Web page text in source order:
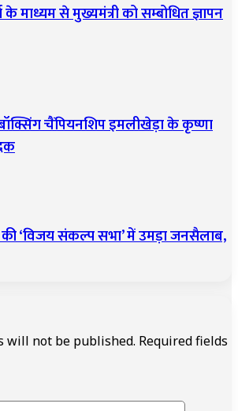
के माध्यम से मुख्यमंत्री को सम्बोधित ज्ञापन
चैंपियनशिप इमलीखेड़ा के कृष्णा
‘विजय संकल्प सभा’ में उमड़ा जनसैलाब,
will not be published. Required fields